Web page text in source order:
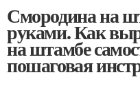
Смородина на
руками. Как
на штамбе
пошаговая